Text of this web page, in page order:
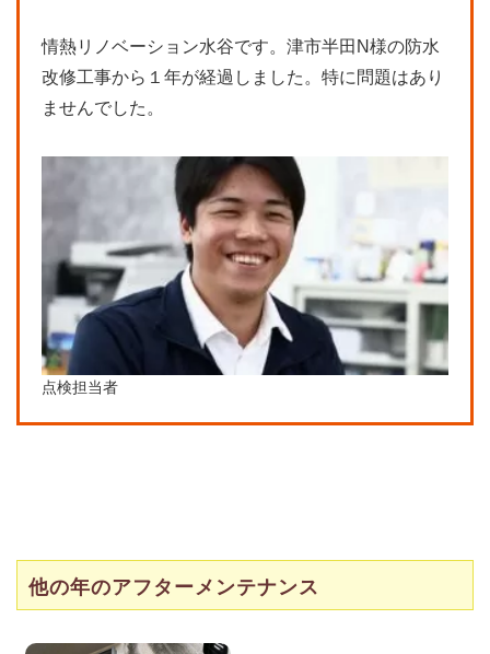
情熱リノベーション水谷です。津市半田N様の防水
改修工事から１年が経過しました。特に問題はあり
ませんでした。
点検担当者
他の年のアフターメンテナンス